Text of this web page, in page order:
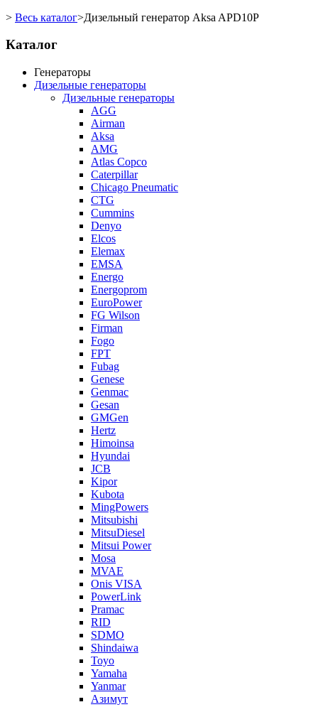
> Весь каталог>Дизельный генератор Aksa APD10P
Каталог
Генераторы
Дизельные генераторы
Дизельные генераторы
AGG
Airman
Aksa
AMG
Atlas Copco
Caterpillar
Chicago Pneumatic
CTG
Cummins
Denyo
Elcos
Elemax
EMSA
Energo
Energoprom
EuroPower
FG Wilson
Firman
Fogo
FPT
Fubag
Genese
Genmac
Gesan
GMGen
Hertz
Himoinsa
Hyundai
JCB
Kipor
Kubota
MingPowers
Mitsubishi
MitsuDiesel
Mitsui Power
Mosa
MVAE
Onis VISA
PowerLink
Pramac
RID
SDMO
Shindaiwa
Toyo
Yamaha
Yanmar
Азимут